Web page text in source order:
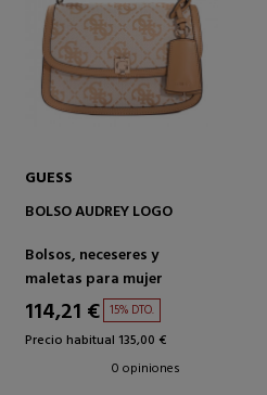
GUESS
BOLSO AUDREY LOGO
Bolsos, neceseres y
maletas para mujer
114,21 € 15% DTO.
Precio habitual 135,00 €
0 opiniones